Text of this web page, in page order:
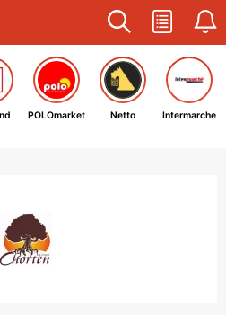
POLOmarket Netto Intermarche